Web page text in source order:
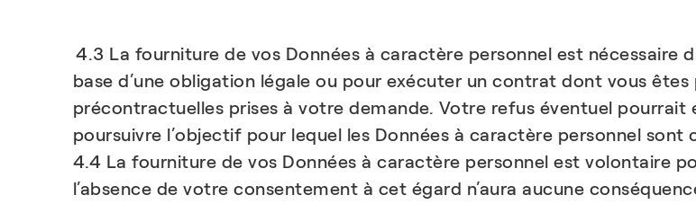
4.3 La fourniture de vos Données à caractère personnel est
base d’une obligation légale ou pour exécuter un contrat dont vous
précontractuelles prises à votre demande. Votre refus éventuel pourrait
poursuivre l’objectif pour lequel les Données à caractère personnel sont
4.4 La fourniture de vos Données à caractère personnel est volontaire
l’absence de votre consentement à cet égard n’aura aucune